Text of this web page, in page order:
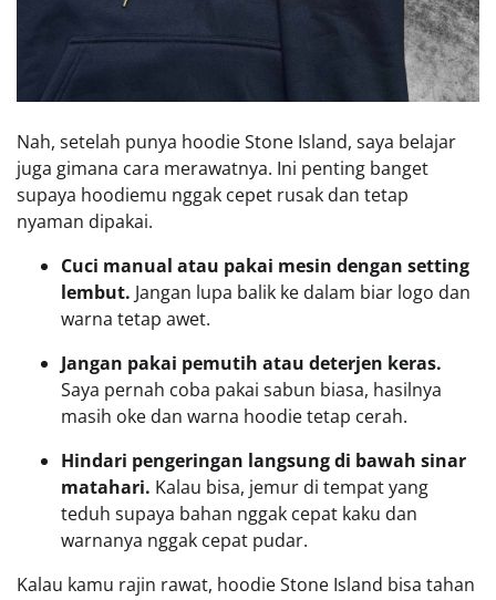
Nah, setelah punya hoodie Stone Island, saya belajar
juga gimana cara merawatnya. Ini penting banget
supaya hoodiemu nggak cepet rusak dan tetap
nyaman dipakai.
Cuci manual atau pakai mesin dengan setting
lembut. Jangan lupa balik ke dalam biar logo dan
warna tetap awet.
Jangan pakai pemutih atau deterjen keras.
Saya pernah coba pakai sabun biasa, hasilnya
masih oke dan warna hoodie tetap cerah.
Hindari pengeringan langsung di bawah sinar
matahari. Kalau bisa, jemur di tempat yang
teduh supaya bahan nggak cepat kaku dan
warnanya nggak cepat pudar.
Kalau kamu rajin rawat, hoodie Stone Island bisa tahan